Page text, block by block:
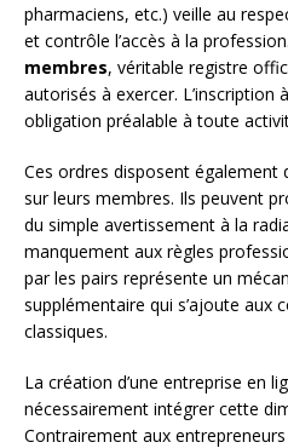
pharmaciens, etc.) veille au
et contrôle l’accès à la
membres, véritable registre
autorisés à exercer. L’inscription
obligation préalable à toute
Ces ordres disposent également
sur leurs membres. Ils peuvent
du simple avertissement à la
manquement aux règles
par les pairs représente un
supplémentaire qui s’ajoute aux
classiques.
La création d’une entreprise en
nécessairement intégrer cette
Contrairement aux